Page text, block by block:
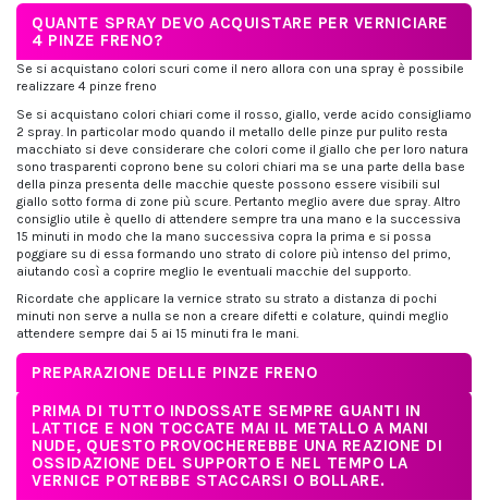
QUANTE SPRAY DEVO ACQUISTARE PER VERNICIARE
4 PINZE FRENO?
Se si acquistano colori scuri come il nero allora con una spray è possibile
realizzare 4 pinze freno
Se si acquistano colori chiari come il rosso, giallo, verde acido consigliamo
2 spray. In particolar modo quando il metallo delle pinze pur pulito resta
macchiato si deve considerare che colori come il giallo che per loro natura
sono trasparenti coprono bene su colori chiari ma se una parte della base
della pinza presenta delle macchie queste possono essere visibili sul
giallo sotto forma di zone più scure. Pertanto meglio avere due spray. Altro
consiglio utile è quello di attendere sempre tra una mano e la successiva
15 minuti in modo che la mano successiva copra la prima e si possa
poggiare su di essa formando uno strato di colore più intenso del primo,
aiutando così a coprire meglio le eventuali macchie del supporto.
Ricordate che applicare la vernice strato su strato a distanza di pochi
minuti non serve a nulla se non a creare difetti e colature, quindi meglio
attendere sempre dai 5 ai 15 minuti fra le mani.
PREPARAZIONE DELLE PINZE FRENO
PRIMA DI TUTTO INDOSSATE SEMPRE GUANTI IN
LATTICE E NON TOCCATE MAI IL METALLO A MANI
NUDE, QUESTO PROVOCHEREBBE UNA REAZIONE DI
OSSIDAZIONE DEL SUPPORTO E NEL TEMPO LA
VERNICE POTREBBE STACCARSI O BOLLARE.